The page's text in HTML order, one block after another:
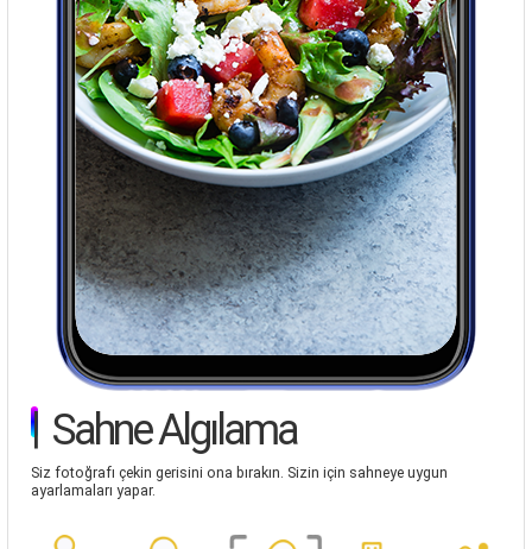
| Sahne Algılama
Siz fotoğrafı çekin gerisini ona bırakın. Sizin için sahneye uygun
ayarlamaları yapar.